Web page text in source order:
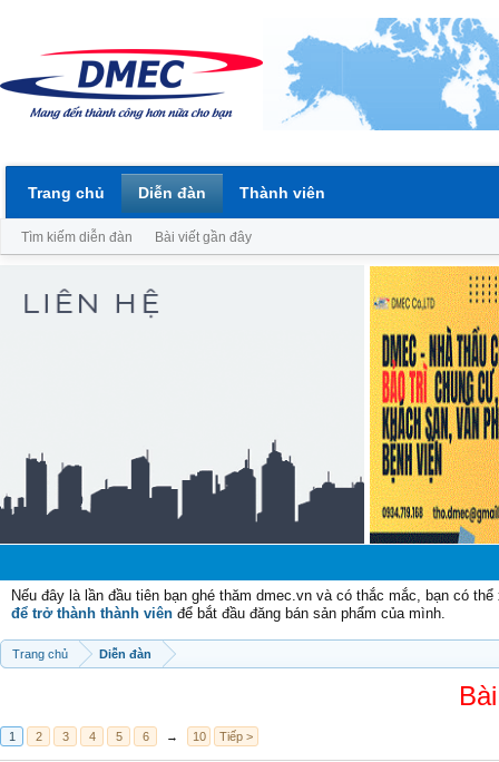
Nếu đây là lần đầu tiên bạn ghé thăm dmec.vn và có thắc mắc, bạn có
để trở thành thành viên để bắt đầu đăng bán sản phẩm của mình.
Trang chủ Diễn đàn
1 2 3 4 5 6 → 10 Tiếp >
Trang chủ Diễn đàn
Tìm kiếm diễn đàn Bài viết gần đây
Thành viên